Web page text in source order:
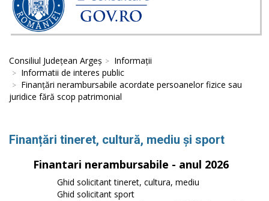
Consiliul Județean Argeș
Informații
Informatii de interes public
Finanțări nerambursabile acordate persoanelor fizice sau
juridice fără scop patrimonial
Finanțări tineret, cultură, mediu și sport
Finantari nerambursabile - anul 2026
Ghid solicitant tineret, cultura, mediu
Ghid solicitant sport